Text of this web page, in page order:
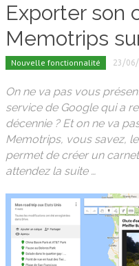
VOYAGEURS CONNECTÉS
TESTS
Exporter son
Memotrips
Nouvelle fonctionnalité 23/
On ne va pas vous
service de Google qui a
décennie ? Et on ne va
Memotrips, vous savez,
permet de créer un
attendez la suite …